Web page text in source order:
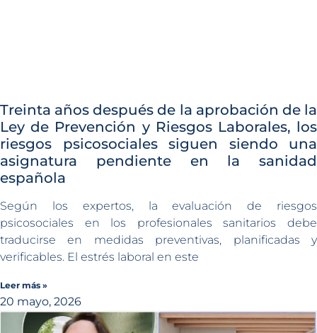
Treinta años después de la aprobación de la
Ley de Prevención y Riesgos Laborales, los
riesgos psicosociales siguen siendo una
asignatura pendiente en la sanidad
española
Según los expertos, la evaluación de riesgos
psicosociales en los profesionales sanitarios debe
traducirse en medidas preventivas, planificadas y
verificables. El estrés laboral en este
Leer más »
20 mayo, 2026